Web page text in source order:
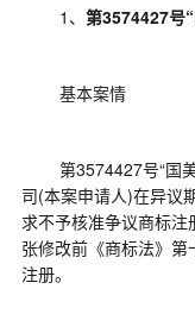
1、 第3574427号
基本案情
第3574427号“国
司(本案申请人)在异议
求不予核准争议商标注
张修改前《商标法》
注册。